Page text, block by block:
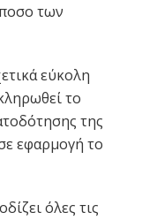
των
εύκολη
το
της
εφαρμογή το
όλες τις